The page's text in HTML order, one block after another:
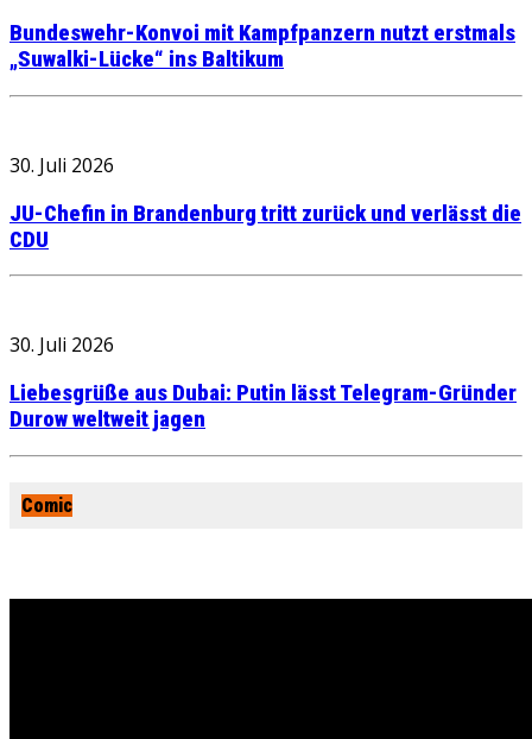
Bundeswehr-Konvoi mit Kampfpanzern nutzt erstmals
„Suwalki-Lücke“ ins Baltikum
30. Juli 2026
JU-Chefin in Brandenburg tritt zurück und verlässt die
CDU
30. Juli 2026
Liebesgrüße aus Dubai: Putin lässt Telegram-Gründer
Durow weltweit jagen
Comic